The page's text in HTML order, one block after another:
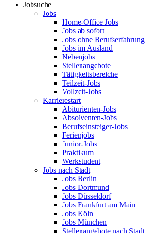
Jobsuche
Jobs
Home-Office Jobs
Jobs ab sofort
Jobs ohne Berufserfahrung
Jobs im Ausland
Nebenjobs
Stellenangebote
Tätigkeitsbereiche
Teilzeit-Jobs
Vollzeit-Jobs
Karrierestart
Abiturienten-Jobs
Absolventen-Jobs
Berufseinsteiger-Jobs
Ferienjobs
Junior-Jobs
Praktikum
Werkstudent
Jobs nach Stadt
Jobs Berlin
Jobs Dortmund
Jobs Düsseldorf
Jobs Frankfurt am Main
Jobs Köln
Jobs München
Stellenangebote nach Stadt